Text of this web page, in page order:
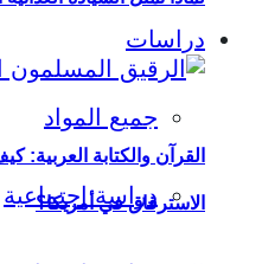
دراسات
جميع المواد
دراسة اجتماعية
القرآن والكتابة العربية:
الاسترقاق في أمريكا؟